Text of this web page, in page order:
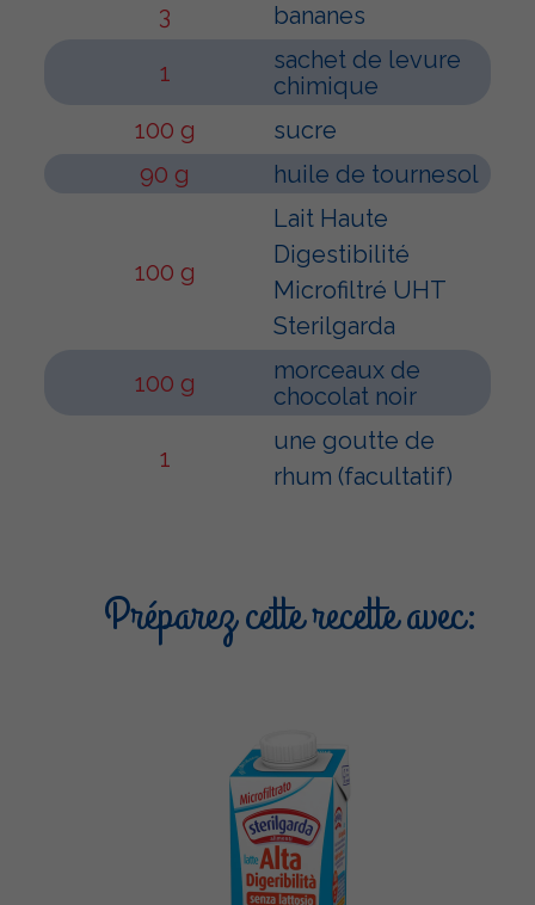
3
bananes
1
sachet de levure
chimique
100 g
sucre
90 g
huile de tournesol
100 g
Lait Haute
Digestibilité
Microfiltré UHT
Sterilgarda
100 g
morceaux de
chocolat noir
1
une goutte de
rhum (facultatif)
Préparez cette recette avec: